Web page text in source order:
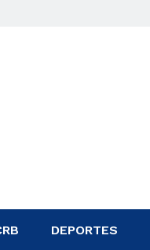
DEPORTES